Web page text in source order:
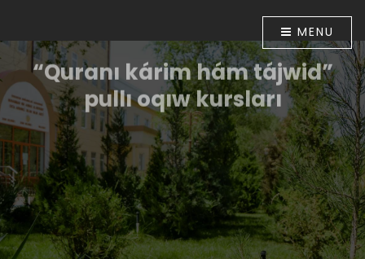
MENU
“Quranı kárim hám tájwid”
pullı oqıw kursları
Ózbekstan Respublikası Prezidentiniń “Diniy-
aǵartıwshılıq tarawınıń jumısın túpkilikli jetilistiriw
ilajları haqqında”ǵı 2018-jıl 16-apreldegi PP-5416-sanlı
Pármanı menen tastıyıqlanǵan ilajlar
Baǵdarlamasınıń 6-bántinde belgilengen
wazıypalardıń orınlanıwın támiyinlew maqsetinde